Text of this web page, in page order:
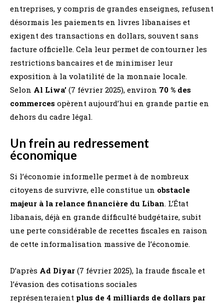
entreprises, y compris de grandes enseignes, refusent
désormais les paiements en livres libanaises et
exigent des transactions en dollars, souvent sans
facture officielle. Cela leur permet de contourner les
restrictions bancaires et de minimiser leur
exposition à la volatilité de la monnaie locale.
Selon Al Liwa’ (7 février 2025), environ 70 % des
commerces opèrent aujourd’hui en grande partie en
dehors du cadre légal​.
Un frein au redressement
économique
Si l’économie informelle permet à de nombreux
citoyens de survivre, elle constitue un obstacle
majeur à la relance financière du Liban. L’État
libanais, déjà en grande difficulté budgétaire, subit
une perte considérable de recettes fiscales en raison
de cette informalisation massive de l’économie.
D’après Ad Diyar (7 février 2025), la fraude fiscale et
l’évasion des cotisations sociales
représenteraient plus de 4 milliards de dollars par